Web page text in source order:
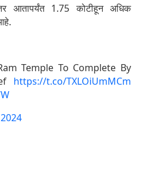
आतापर्यंत 1.75 कोटीहून अधिक
Temple To Complete By
https://t.co/TXLOiUmMCm